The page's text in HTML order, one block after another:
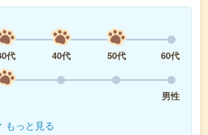
代 40代 50代
60代
男性
もっと見る